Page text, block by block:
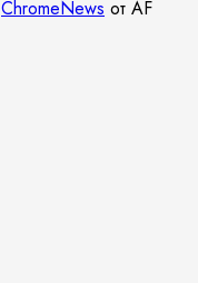
ChromeNews от AF